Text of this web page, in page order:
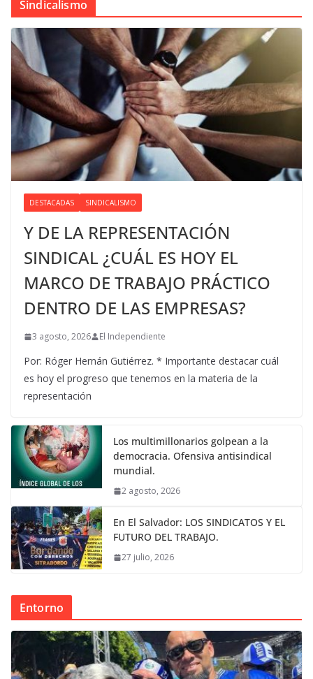
Sindicalismo
DESTACADAS SINDICALISMO
Y DE LA REPRESENTACIÓN
SINDICAL ¿CUÁL ES HOY EL
MARCO DE TRABAJO PRÁCTICO
DENTRO DE LAS EMPRESAS?
3 agosto, 2026 El Independiente
Por: Róger Hernán Gutiérrez. * Importante destacar cuál
es hoy el progreso que tenemos en la materia de la
representación
Los multimillonarios golpean a la
democracia. Ofensiva antisindical
mundial.
2 agosto, 2026
En El Salvador: LOS SINDICATOS Y EL
FUTURO DEL TRABAJO.
27 julio, 2026
Entorno